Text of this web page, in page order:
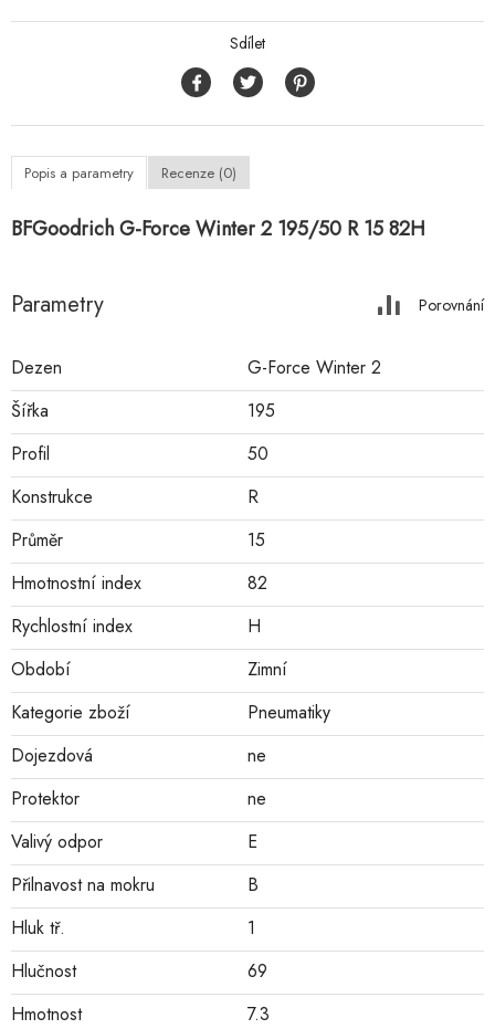
Sdílet
Popis a parametry Recenze (0)
BFGoodrich G-Force Winter 2 195/50 R 15 82H
Parametry Porovnání
Dezen
G-Force Winter 2
Šířka
195
Profil
50
Konstrukce
R
Průměr
15
Hmotnostní index
82
Rychlostní index
H
Období
Zimní
Kategorie zboží
Pneumatiky
Dojezdová
ne
Protektor
ne
Valivý odpor
E
Přilnavost na mokru
B
Hluk tř.
1
Hlučnost
69
Hmotnost
7.3